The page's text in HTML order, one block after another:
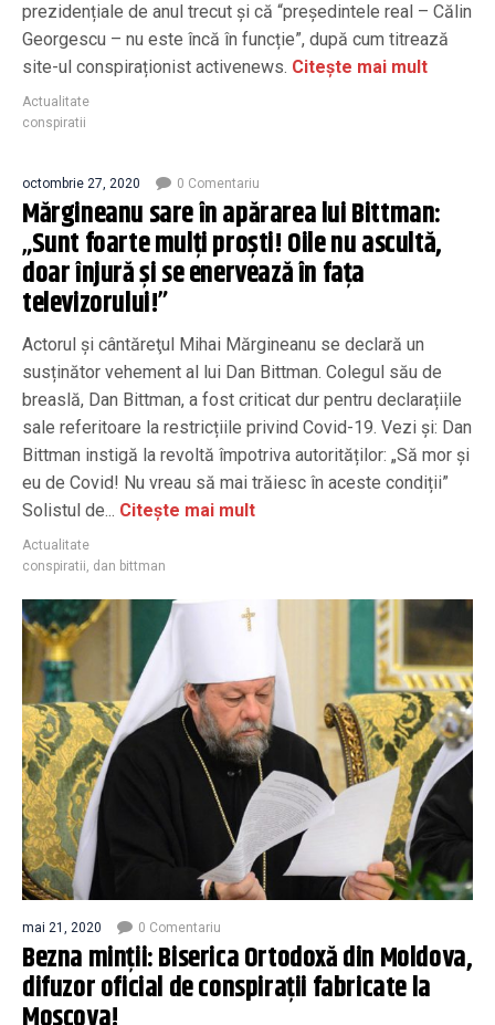
prezidențiale de anul trecut și că “președintele real – Călin
Georgescu – nu este încă în funcție”, după cum titrează
site-ul conspiraționist activenews. Citește mai mult
Actualitate
conspiratii
octombrie 27, 2020 0 Comentariu
Mărgineanu sare în apărarea lui Bittman:
„Sunt foarte mulți proști! Oile nu ascultă,
doar înjură și se enervează în fața
televizorului!”
Actorul şi cântăreţul Mihai Mărgineanu se declară un
susținător vehement al lui Dan Bittman. Colegul său de
breaslă, Dan Bittman, a fost criticat dur pentru declarațiile
sale referitoare la restricțiile privind Covid-19. Vezi și: Dan
Bittman instigă la revoltă împotriva autorităților: „Să mor și
eu de Covid! Nu vreau să mai trăiesc în aceste condiții”
Solistul de... Citește mai mult
Actualitate
conspiratii, dan bittman
mai 21, 2020 0 Comentariu
Bezna minții: Biserica Ortodoxă din Moldova,
difuzor oficial de conspirații fabricate la